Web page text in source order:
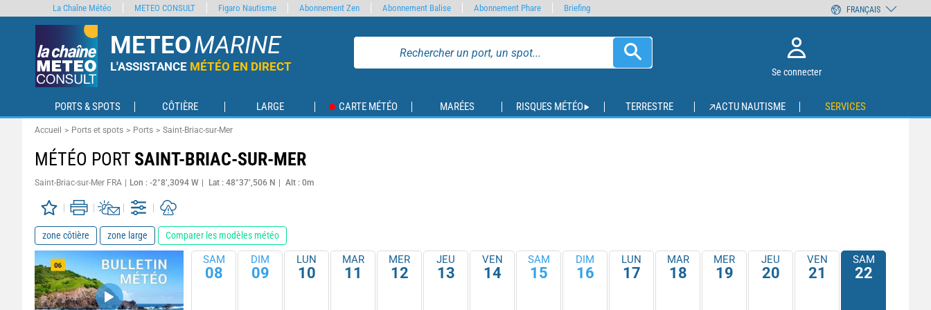
METEOMARINE
L'ASSISTANCE MÉTÉO EN DIRECT Se connecter
PORTS & SPOTS CÔTIÈRE LARGE CARTE MÉTÉO MARÉES RISQUES MÉTÉO TERRESTRE ACTU NAUTISME SERVICES
Accueil Ports et spots Ports Saint-Briac-sur-Mer
MÉTÉO PORT SAINT-BRIAC-SUR-MER
Saint-Briac-sur-Mer FRA Lon : -2°8’,3094 W Lat : 48°37’,506 N Alt : 0m
zone côtière zone large Comparer les modèles météo
SAM
08
DIM
09
LUN
10
MAR
11
MER
12
JEU
13
VEN
14
SAM
15
DIM
16
LUN
17
MAR
18
MER
19
JEU
20
VEN
21
SAM
22
La Chaîne Météo METEO CONSULT Figaro Nautisme Abonnement Zen Abonnement Balise Abonnement Phare Briefing FRANÇAIS